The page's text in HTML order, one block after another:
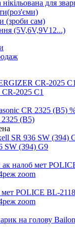
нікільована для
(зроби сам)
(5V,6V,9V12...)
2025 C1
2325 (B5)
SW (394) G9
POLICE BL-
zoom